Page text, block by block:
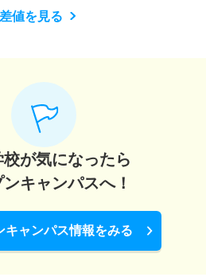
値を見る
校が気になったら
キャンパスへ！
キャンパス情報をみる